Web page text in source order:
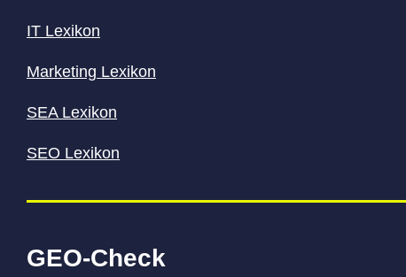
IT Lexikon
Marketing Lexikon
SEA Lexikon
SEO Lexikon
GEO-Check